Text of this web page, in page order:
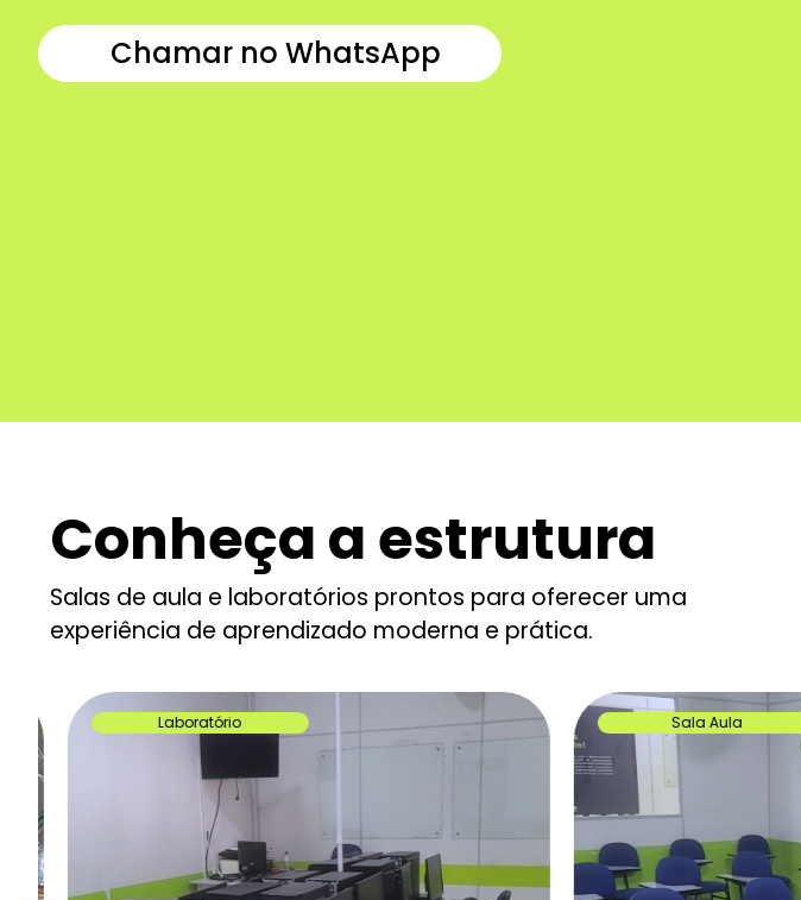
Chamar no WhatsApp
Conheça a estrutura
Salas de aula e laboratórios prontos para oferecer uma
experiência de aprendizado moderna e prática.
Laboratório Sala Aula